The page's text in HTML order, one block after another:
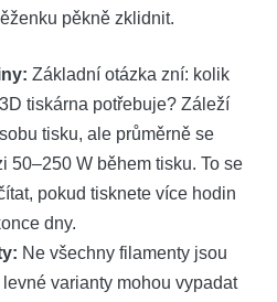
pěkně zklidnit.
Základní ⁢otázka⁢ zní: kolik
tiskárna potřebuje?‍ Záleží
tisku, ⁤ale průměrně se
50–250 W během tisku. To se‌
pokud tisknete více hodin
dny.
Ne všechny filamenty jsou
varianty mohou‍ vypadat